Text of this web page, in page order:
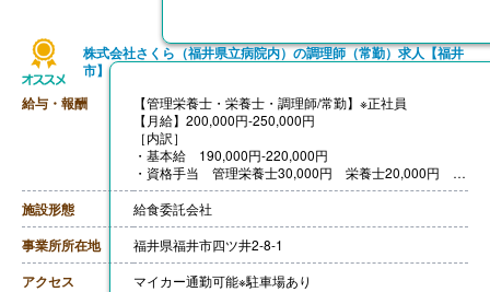
株式会社さくら（福井県立病院内）の調理師（常勤）求人【福井
市】
給与・報酬
【管理栄養士・栄養士・調理師/常勤】※正社員
【月給】200,000円-250,000円
［内訳］
・基本給 190,000円-220,000円
・資格手当 管理栄養士30,000円 栄養士20,000円 調
理師10,000円
【賞与】年2回（計2.00ヶ月分）※前年度実績
【通勤手当】あり（上限なし、実費支給）※会社規定に
よる
【昇給】あり（1月あたり5.00％-）※前年度実績
【退職金】あり※勤続年数不問、共済加入
施設形態 給食委託会社
事業所所在地 福井県福井市四ツ井2-8-1
アクセス マイカー通勤可能※駐車場あり